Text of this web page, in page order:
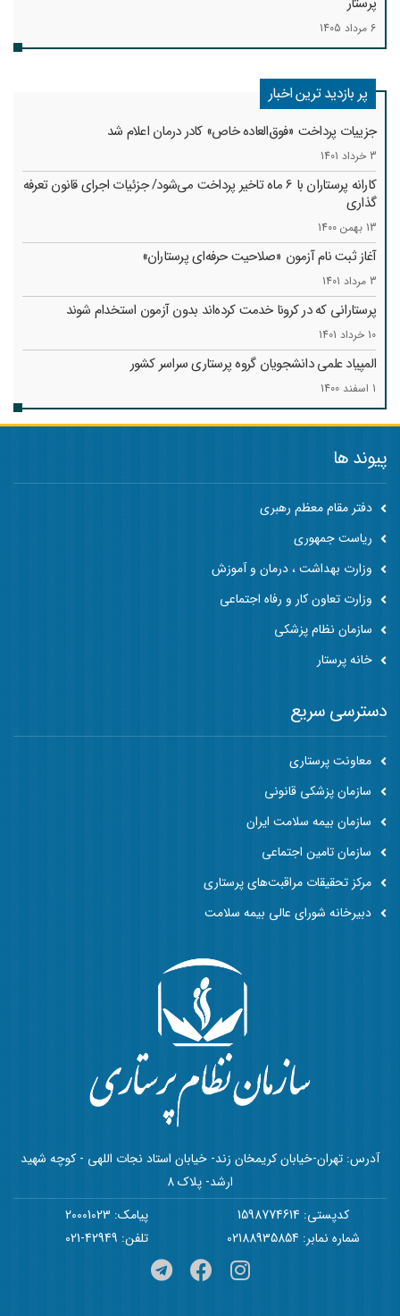
6 مرداد 1405
پر بازدید ترین اخبار
جزییات پرداخت «فوق‌العاده خاص» کادر درمان اعلام شد
3 خرداد 1401
کارانه‌ پرستاران با 6 ماه تاخیر پرداخت می‌شود/ جزئیات اجرای قانون تعرفه
گذاری
13 بهمن 1400
آغاز ثبت نام آزمون «صلاحیت حرفه‌ای پرستاران»
3 مرداد 1401
پرستارانی که در کرونا خدمت کرد‌ه‌اند بدون آزمون استخدام شوند
10 خرداد 1401
المپیاد علمی دانشجویان گروه پرستاری سراسر کشور
1 اسفند 1400
پیوند ها
دفتر مقام معظم رهبری
ریاست جمهوری
وزارت بهداشت ، درمان و آموزش
وزارت تعاون کار و رفاه اجتماعی
سازمان نظام پزشکی
خانه پرستار
آدرس: تهران-خیابان کریمخان زند- خیابان استاد نجات اللهی - کوچه شهید
ارشد- پلاک 8
کدپستی: 1598774614
پیامک: 20001023
شماره نمابر: 02188935854
تلفن: 42949-021
دسترسی سریع
معاونت پرستاری
سازمان پزشکی قانونی
سازمان بیمه سلامت ایران
سازمان تامین اجتماعی
مرکز تحقیقات مراقبت‌های پرستاری
دبیرخانه شورای عالی بیمه سلامت